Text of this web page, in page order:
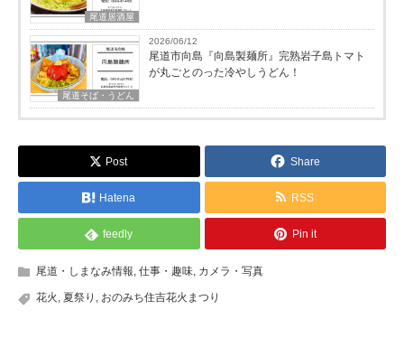
尾道居酒屋
尾道そば・うどん
2026/06/12
尾道市向島『向島製麺所』完熟岩子島トマト
が丸ごとのった冷やしうどん！
Post Share
Hatena RSS
feedly Pin it
尾道・しまなみ情報, 仕事・趣味, カメラ・写真
花火 , 夏祭り , おのみち住吉花火まつり